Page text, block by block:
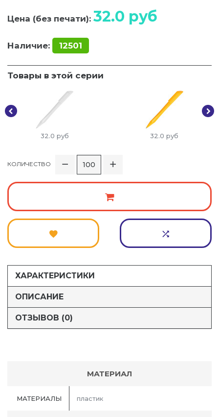
Цена (без печати): 32.0 руб
Наличие: 12501
Товары в этой серии
32.0 руб 32.0 руб
КОЛИЧЕСТВО
ХАРАКТЕРИСТИКИ
ОПИСАНИЕ
ОТЗЫВОВ (0)
МАТЕРИАЛ
МАТЕРИАЛЫ пластик